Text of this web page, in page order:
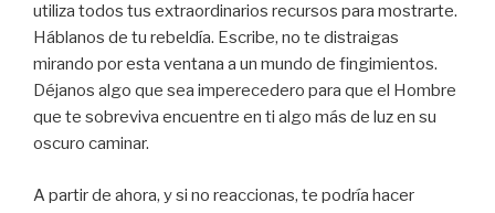
utiliza todos tus extraordinarios recursos para mostrarte.
Háblanos de tu rebeldía. Escribe, no te distraigas
mirando por esta ventana a un mundo de fingimientos.
Déjanos algo que sea imperecedero para que el Hombre
que te sobreviva encuentre en ti algo más de luz en su
oscuro caminar.
A partir de ahora, y si no reaccionas, te podría hacer